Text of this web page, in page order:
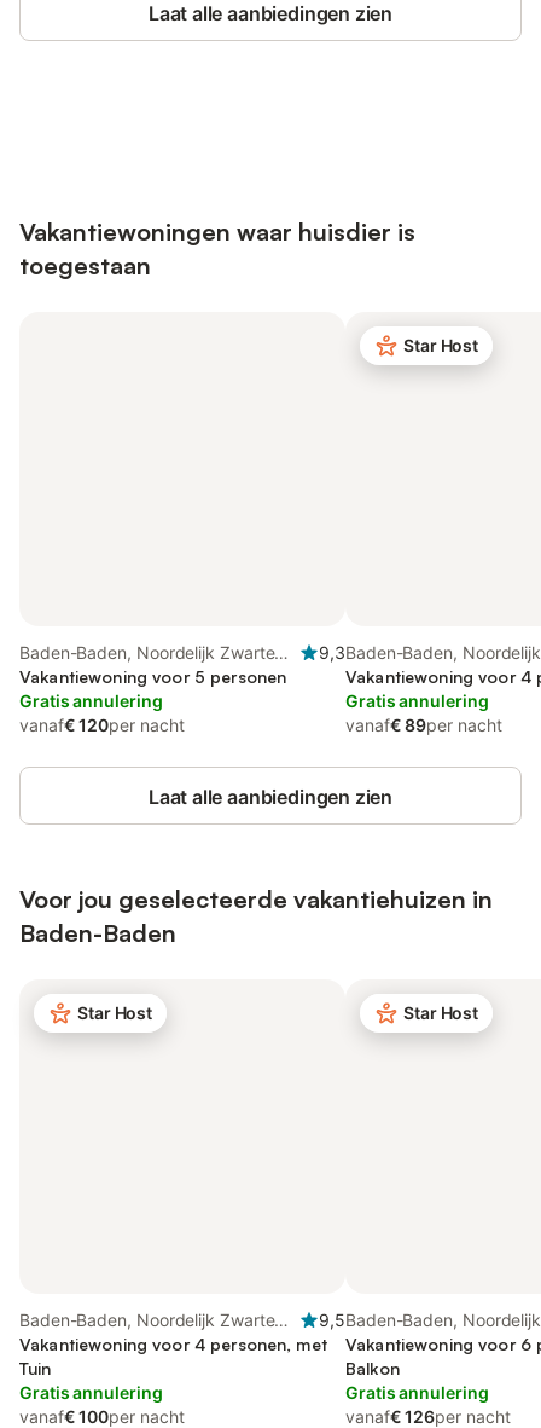
Laat alle aanbiedingen zien
Vakantiewoningen waar huisdier is
toegestaan
Baden-Baden, Noordelijk Zwarte
Woud
9,3
Vakantiewoning voor 5 personen
Gratis annulering
vanaf€ 120per nacht
Star Host
Baden-Baden,
Woud
Vakantiewoning voor 4
Gratis annulering
vanaf€ 89per nacht
Laat alle aanbiedingen zien
Voor jou geselecteerde vakantiehuizen in
Baden-Baden
Star Host
Baden-Baden, Noordelijk Zwarte
Woud
9,5
Vakantiewoning voor 4 personen, met
Tuin
Gratis annulering
vanaf€ 100per nacht
Star Host
Baden-Baden,
Woud
Vakantiewoning voor 6
Balkon
Gratis annulering
vanaf€ 126per nacht